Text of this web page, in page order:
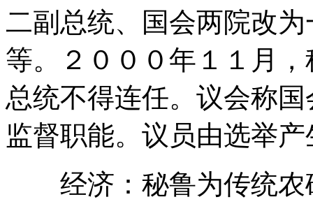
二副总统、国会两院改
等。２０００年１１月
总统不得连任。议会称
监督职能。议员由选举
经济：秘鲁为传统农